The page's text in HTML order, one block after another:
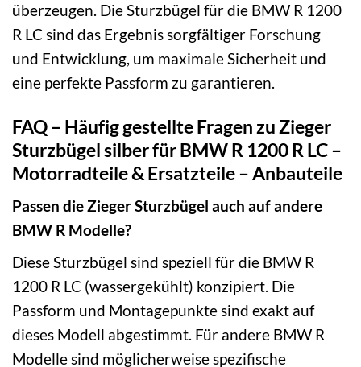
überzeugen. Die Sturzbügel für die BMW R 1200
R LC sind das Ergebnis sorgfältiger Forschung
und Entwicklung, um maximale Sicherheit und
eine perfekte Passform zu garantieren.
FAQ – Häufig gestellte Fragen zu Zieger
Sturzbügel silber für BMW R 1200 R LC –
Motorradteile & Ersatzteile – Anbauteile
Passen die Zieger Sturzbügel auch auf andere
BMW R Modelle?
Diese Sturzbügel sind speziell für die BMW R
1200 R LC (wassergekühlt) konzipiert. Die
Passform und Montagepunkte sind exakt auf
dieses Modell abgestimmt. Für andere BMW R
Modelle sind möglicherweise spezifische